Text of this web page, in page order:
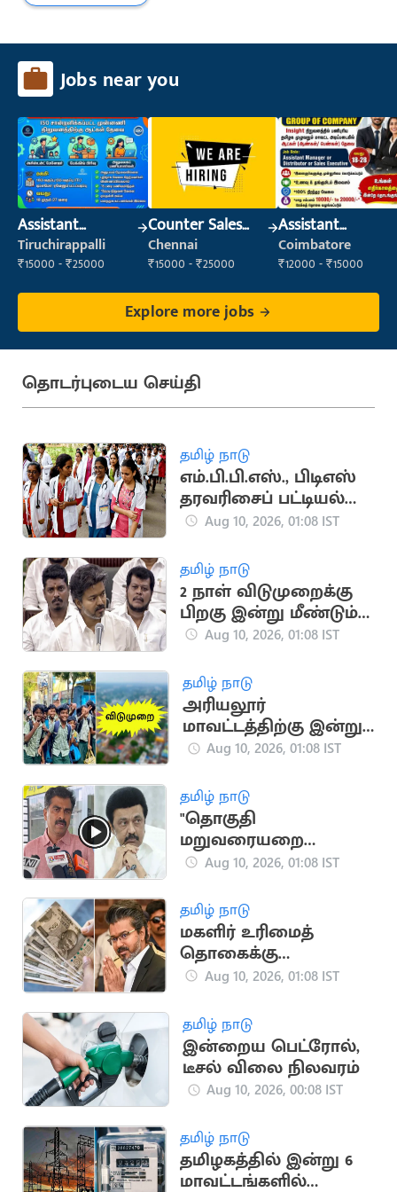
Jobs near you
Assistant
Manager
Tiruchirappalli
₹15000 - ₹25000
Counter Sales
Executive (Retail
Sales)
Chennai
₹15000 - ₹25000
Assistant
Manager
Coimbatore
₹12000 - ₹15000
Explore more jobs
தொடர்புடைய செய்தி
தமிழ் நாடு
எம்.பி.பி.எஸ்., பிடிஎஸ்
தரவரிசைப் பட்டியல்
இன்று வெளியீடு
Aug 10, 2026, 01:08 IST
தமிழ் நாடு
2 நாள் விடுமுறைக்கு
பிறகு இன்று மீண்டும்
கூடுகிறது தமிழக
Aug 10, 2026, 01:08 IST
தமிழ் நாடு
அரியலூர்
மாவட்டத்திற்கு இன்று
உள்ளூர் விடுமுறை
Aug 10, 2026, 01:08 IST
தமிழ் நாடு
"தொகுதி
மறுவரையறை
மசோதாவை திமுக
துரை வைகோ
Aug 10, 2026, 01:08 IST
தமிழ் நாடு
மகளிர் உரிமைத்
தொகைக்கு
விண்ணப்பிக்கலாம்..
Aug 10, 2026, 01:08 IST
தமிழ் நாடு
இன்றைய பெட்ரோல்,
டீசல் விலை நிலவரம்
Aug 10, 2026, 00:08 IST
தமிழ் நாடு
தமிழகத்தில் இன்று 6
மாவட்டங்களில்